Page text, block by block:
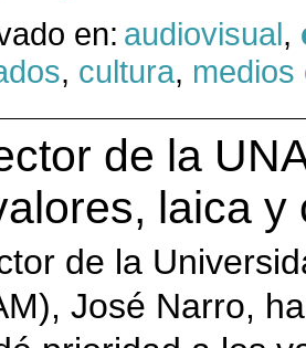
en: audiovisual,
, cultura, medios
de la
laica
de la
José Narro,